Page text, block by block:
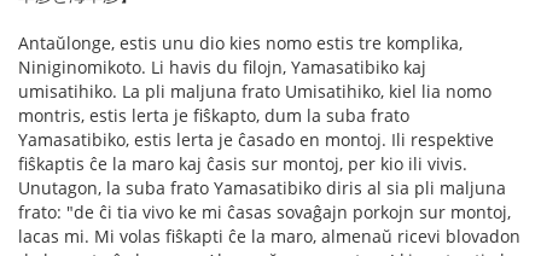
Antaŭlonge, estis unu dio kies nomo estis tre komplika,
Niniginomikoto. Li havis du filojn, Yamasatibiko kaj
umisatihiko. La pli maljuna frato Umisatihiko, kiel lia nomo
montris, estis lerta je fiŝkapto, dum la suba frato
Yamasatibiko, estis lerta je ĉasado en montoj. Ili respektive
fiŝkaptis ĉe la maro kaj ĉasis sur montoj, per kio ili vivis.
Unutagon, la suba frato Yamasatibiko diris al sia pli maljuna
frato: "de ĉi tia vivo ke mi ĉasas sovaĝajn porkojn sur montoj,
lacas mi. Mi volas fiŝkapti ĉe la maro, almenaŭ ricevi blovadon